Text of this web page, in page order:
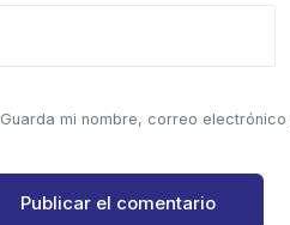
Guarda mi nombre, correo